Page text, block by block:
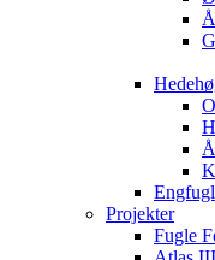
Projekter
Fugle